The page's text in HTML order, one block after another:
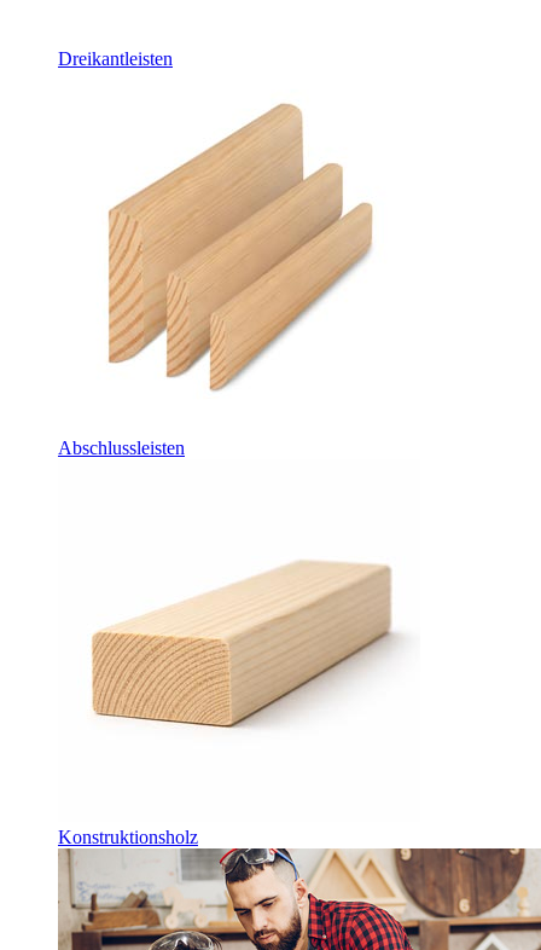
Dreikantleisten
Abschlussleisten
Konstruktionsholz